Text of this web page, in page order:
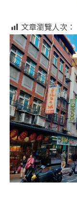
文章瀏覽人次：